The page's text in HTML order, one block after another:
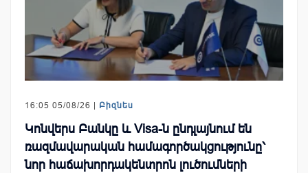
16:05 05/08/26 | Բիզնես
Կոնվերս Բանկը և Visa-ն ընդլայնում են
ռազմավարական համագործակցությունը՝
նոր հաճախորդակենտրոն լուծումների